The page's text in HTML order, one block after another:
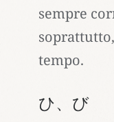
sempre
tempo.
ひ、び